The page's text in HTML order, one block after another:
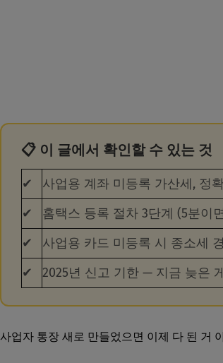
📋 이 글에서 확인할 수 있는 것
✔
사업용 계좌 미등록 가산세, 정
✔
홈택스 등록 절차 3단계 (5분이
✔
사업용 카드 미등록 시 종소세
✔
2025년 신고 기한 — 지금 늦은
사업자 통장 새로 만들었으면 이제 다 된 거